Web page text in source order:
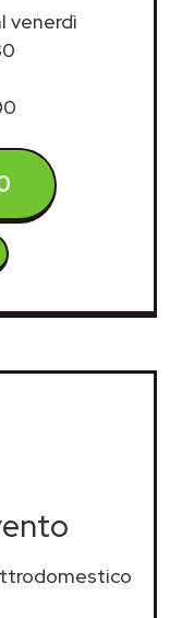
venerdì